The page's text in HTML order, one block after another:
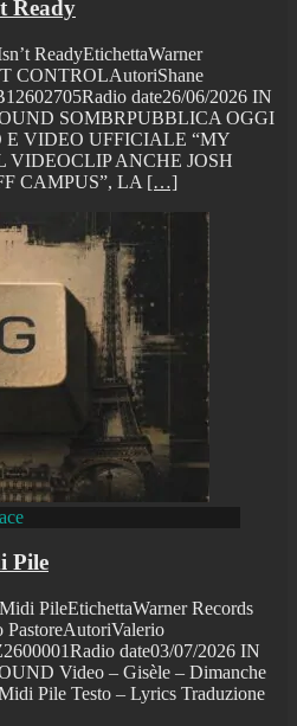
Ready
ReadyEtichettaWarner
CONTROLAutoriShane
date26/06/2026 IN
SOMBRPUBBLICA OGGI
VIDEO UFFICIALE “MY
VIDEOCLIP ANCHE JOSH
CAMPUS”, LA […]
Pile
PileEtichettaWarner Records
PastoreAutoriValerio
date03/07/2026 IN
Video – Gisèle – Dimanche
Pile Testo – Lyrics Traduzione